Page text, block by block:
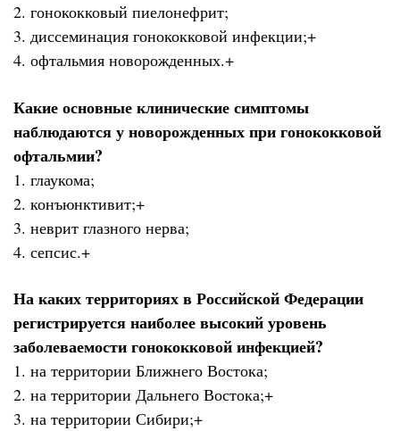
2. гонококковый пиелонефрит;
3. диссеминация гонококковой инфекции;+
4. офтальмия новорожденных.+
Какие основные клинические симптомы
наблюдаются у новорожденных при гонококковой
офтальмии?
1. глаукома;
2. конъюнктивит;+
3. неврит глазного нерва;
4. сепсис.+
На каких территориях в Российской Федерации
регистрируется наиболее высокий уровень
заболеваемости гонококковой инфекцией?
1. на территории Ближнего Востока;
2. на территории Дальнего Востока;+
3. на территории Сибири;+